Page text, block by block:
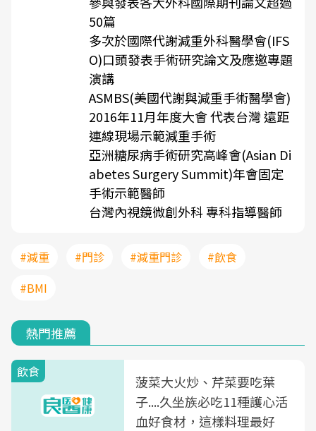
50篇
多次於國際代謝減重外科醫學會(IFS
O)口頭發表手術研究論文及應邀專題
演講
ASMBS(美國代謝與減重手術醫學會)
2016年11月年度大會 代表台灣 遠距
連線現場示範減重手術
亞洲糖尿病手術研究高峰會(Asian Di
abetes Surgery Summit)年會固定
手術示範醫師
台灣內視鏡微創外科 專科指導醫師
#減重 #門診 #減重門診
#飲食
#BMI
熱門推薦
飲食
菠菜大火炒、芹菜要吃葉
子....久坐族必吃11種護心活
血好食材，這樣料理最好